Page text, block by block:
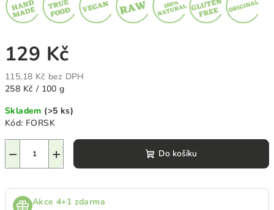
129 Kč
115,18 Kč bez DPH
Měrná
258 Kč / 100 g
Skladem (>5 ks)
Kód: FORSK
+
− Do košíku
Akce 4+1 zdarma